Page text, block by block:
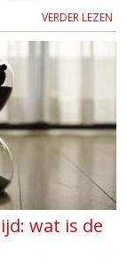
VERDER LEZEN
wat is de